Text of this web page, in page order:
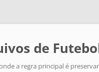
de
a regra principal é